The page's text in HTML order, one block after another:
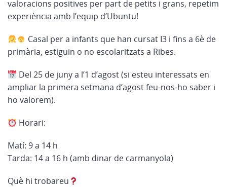
valoracions positives per part de petits i grans, repetim
experiència amb l’equip d’Ubuntu!
Casal per a infants que han cursat I3 i fins a 6è de
primària, estiguin o no escolaritzats a Ribes.
Del 25 de juny a l’1 d’agost (si esteu interessats en
ampliar la primera setmana d’agost feu-nos-ho saber i
ho valorem).
Horari:
Matí: 9 a 14 h
Tarda: 14 a 16 h (amb dinar de carmanyola)
Què hi trobareu